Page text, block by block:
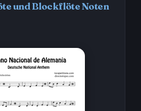
und Blockflöte Noten